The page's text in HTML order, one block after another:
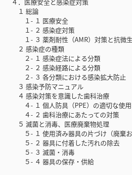
１ 総論
１- １ 医療安全
１- ２ 感染症対策
１- ３ 薬剤耐性（AMR）対策と抗微生
２ 感染症の種類
２- １ 感染症法による分類
２- ２ 感染経路による分類
２- ３ 各分類における感染拡大防止
３ 感染予防マニュアル
４ 感染対策を意識した歯科治療
４- １ 個人防具（PPE）の適切な使用
４- ２ 歯科治療にあたっての対策
５ 滅菌と消毒、医療廃棄物処理
５- １ 使用済み器具の片づけ（廃棄お
５- ２ 器具に付着した汚れの除去
５- ３ 滅菌・消毒
５- ４ 器具の保存・供給